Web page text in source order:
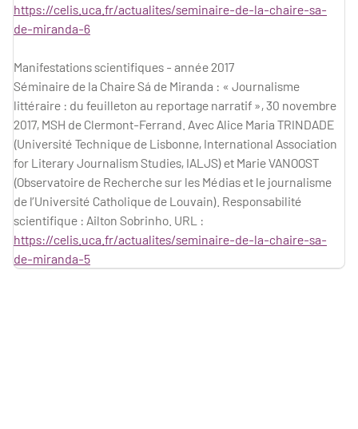
https://celis.uca.fr/actualites/seminaire-de-la-chaire-sa-
de-miranda-6
Manifestations scientifiques - année 2017
Séminaire de la Chaire Sá de Miranda : « Journalisme
littéraire : du feuilleton au reportage narratif », 30 novembre
2017, MSH de Clermont-Ferrand. Avec Alice Maria TRINDADE
(Université Technique de Lisbonne, International Association
for Literary Journalism Studies, IALJS) et Marie VANOOST
(Observatoire de Recherche sur les Médias et le journalisme
de l’Université Catholique de Louvain). Responsabilité
scientifique : Ailton Sobrinho. URL :
https://celis.uca.fr/actualites/seminaire-de-la-chaire-sa-
de-miranda-5